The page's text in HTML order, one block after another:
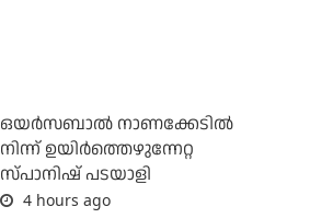
ഒയര്‍സബാൽ നാണക്കേടിൽ
നിന്ന് ഉയിർത്തെഴുന്നേറ്റ
സ്പാനിഷ് പടയാളി
4 hours ago